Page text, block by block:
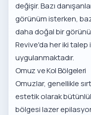
değişir. Bazı
görünüm isterken,
daha doğal bir
Revive'da her iki
uygulanmaktadır.
Omuz ve Kol Bölgeleri
Omuzlar, genellikle
estetik olarak
bölgesi lazer